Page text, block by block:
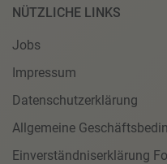
NÜTZLICHE LINKS
Jobs
Impressum
Datenschutzerklärung
Allgemeine
Einverständniserklärung